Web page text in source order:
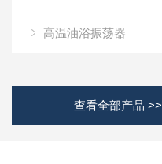
高温油浴振荡器
查看全部产品 >>